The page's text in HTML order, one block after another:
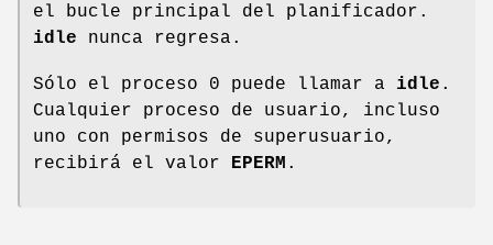
el bucle principal del planificador.
idle nunca regresa.
Sólo el proceso 0 puede llamar a idle .
Cualquier proceso de usuario, incluso
uno con permisos de superusuario,
recibirá el valor
EPERM .